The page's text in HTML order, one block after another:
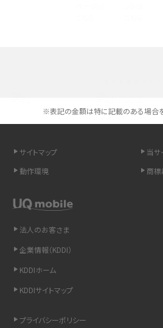
LINEの通知がこない時の原因と対処法9選！設
非通知設定とは？184で電話をかける方法や
iCloudの使用容量を減らす9つの方法！使用状況
リプライ機能とは？LINE、X（旧Twitter）、
インスタのDMの送り方は？便利機能の使い方や
※表記の金額は特に記載のある場合
サイトマップ
当サ
動作環境
商標
法人のお客さま
企業情報（KDDI）
KDDIホーム
KDDIサイトマップ
プライバシーポリシー